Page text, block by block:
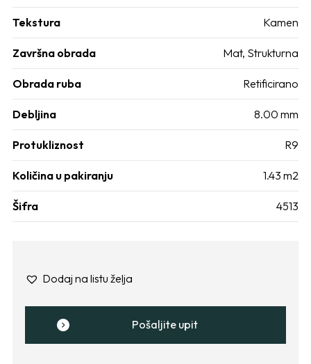
Tekstura Kamen
Završna obrada Mat, Strukturna
Obrada ruba Retificirano
Debljina 8.00 mm
Protukliznost R9
Količina u pakiranju 1.43 m2
Šifra 4513
Dodaj na listu želja
Pošaljite upit